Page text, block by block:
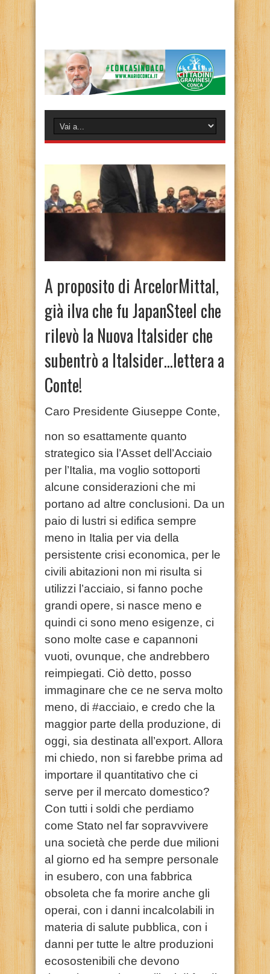
A proposito di ArcelorMittal,
già ilva che fu JapanSteel che
rilevò la Nuova Italsider che
subentrò a Italsider…lettera a
Conte!
Caro Presidente Giuseppe Conte,
non so esattamente quanto
strategico sia l’Asset dell’Acciaio
per l’Italia, ma voglio sottoporti
alcune considerazioni che mi
portano ad altre conclusioni. Da un
paio di lustri si edifica sempre
meno in Italia per via della
persistente crisi economica, per le
civili abitazioni non mi risulta si
utilizzi l’acciaio, si fanno poche
grandi opere, si nasce meno e
quindi ci sono meno esigenze, ci
sono molte case e capannoni
vuoti, ovunque, che andrebbero
reimpiegati. Ciò detto, posso
immaginare che ce ne serva molto
meno, di #acciaio, e credo che la
maggior parte della produzione, di
oggi, sia destinata all’export. Allora
mi chiedo, non si farebbe prima ad
importare il quantitativo che ci
serve per il mercato domestico?
Con tutti i soldi che perdiamo
come Stato nel far sopravvivere
una società che perde due milioni
al giorno ed ha sempre personale
in esubero, con una fabbrica
obsoleta che fa morire anche gli
operai, con i danni incalcolabili in
materia di salute pubblica, con i
danni per tutte le altre produzioni
ecosostenibili che devono